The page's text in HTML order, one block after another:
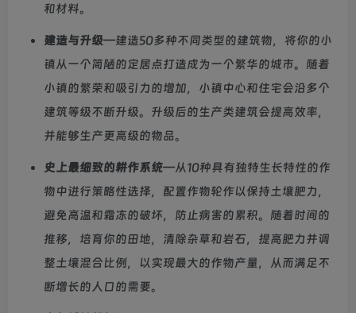
和材料。
建造与升级—建造50多种不同类型的建筑物，将你的小
镇从一个简陋的定居点打造成为一个繁华的城市。随着
小镇的繁荣和吸引力的增加，小镇中心和住宅会沿多个
建筑等级不断升级。升级后的生产类建筑会提高效率，
并能够生产更高级的物品。
史上最细致的耕作系统—从10种具有独特生长特性的作
物中进行策略性选择，配置作物轮作以保持土壤肥力，
避免高温和霜冻的破坏，防止病害的累积。随着时间的
推移，培育你的田地，清除杂草和岩石，提高肥力并调
整土壤混合比例，以实现最大的作物产量，从而满足不
断增长的人口的需要。